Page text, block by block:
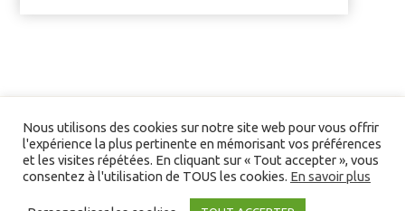
Nous utilisons des cookies sur notre site web pour vous offrir
l'expérience la plus pertinente en mémorisant vos préférences
et les visites répétées. En cliquant sur « Tout accepter », vous
consentez à l'utilisation de TOUS les cookies. En savoir plus